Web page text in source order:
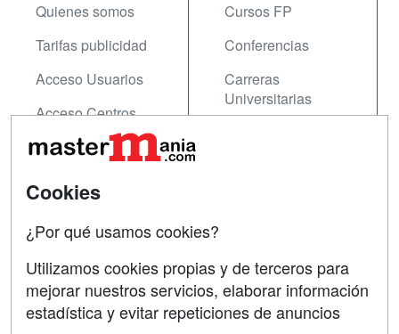
Quienes somos
Tarifas publicidad
Acceso Usuarios
Acceso Centros
Cursos FP
Conferencias
Carreras
Universitarias
Contactar
Copyleft
Cookies
¿Por qué usamos cookies?
Utilizamos cookies propias y de terceros para
mejorar nuestros servicios, elaborar información
estadística y evitar repeticiones de anuncios